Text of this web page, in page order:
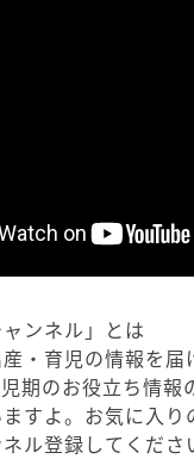
ンネル」とは
・育児の情報を届
期のお役立ち情報
すよ。お気に入り
ル登録してくださ